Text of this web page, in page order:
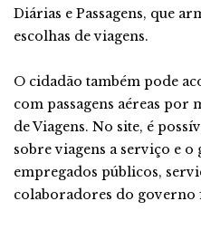
Diárias e Passagens, que
escolhas de viagens.
O cidadão também pode
com passagens aéreas
de Viagens. No site, é
sobre viagens a serviço e o
empregados públicos,
colaboradores do governo